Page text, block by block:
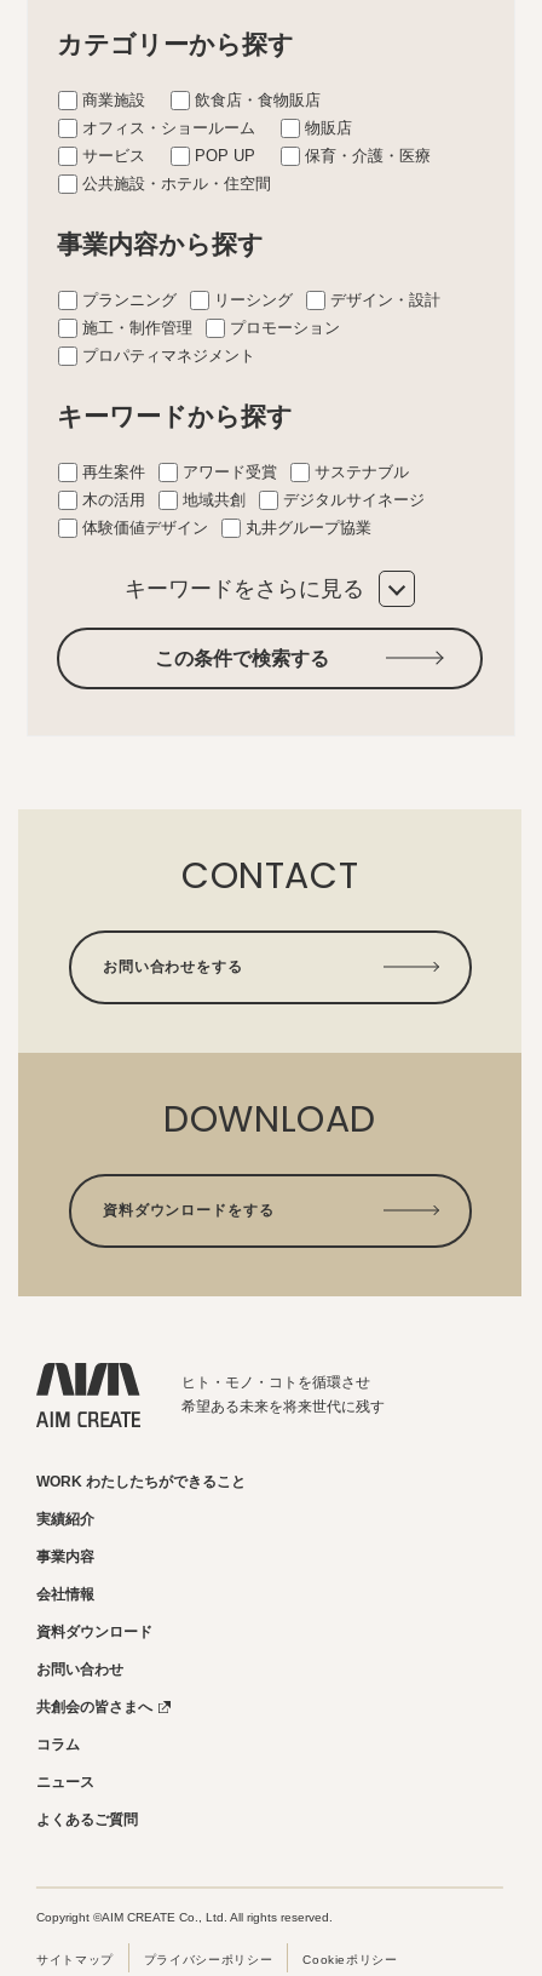
カテゴリーから探す
商業施設
飲食店・食物販店
オフィス・ショールーム
物販店
サービス
POP UP
保育・介護・医療
公共施設・ホテル・住空間
事業内容から探す
プランニング リーシング
デザイン・設計
施工・制作管理
プロモーション
プロパティマネジメント
キーワードから探す
再生案件 アワード受賞
サステナブル
木の活用
地域共創
デジタルサイネージ
体験価値デザイン
丸井グループ協業
キーワードをさらに見る
この条件で検索する
CONTACT
お問い合わせをする
DOWNLOAD
資料ダウンロードをする
ヒト・モノ・コトを循環させ
希望ある未来を将来世代に残す
WORK わたしたちができること
実績紹介
事業内容
会社情報
資料ダウンロード
お問い合わせ
共創会の皆さまへ
コラム
ニュース
よくあるご質問
サイトマップ プライバシーポリシー Cookieポリシー
Copyright ©AIM CREATE Co., Ltd. All rights reserved.